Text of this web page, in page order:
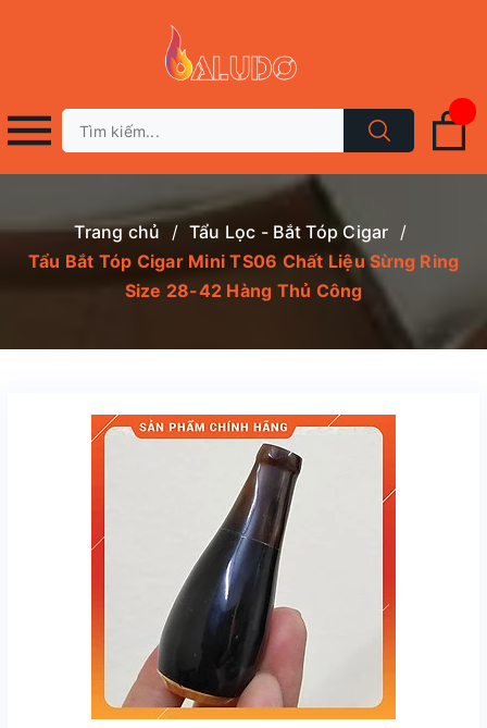
Trang chủ / Tẩu Lọc - Bắt Tóp Cigar /
Tẩu Bắt Tóp Cigar Mini TS06 Chất Liệu Sừng Ring
Size 28-42 Hàng Thủ Công